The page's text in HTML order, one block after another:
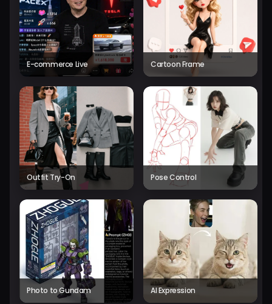
E-commerce Live Cartoon Frame
Outfit Try-On Pose Control
Photo to Gundam AI Expression